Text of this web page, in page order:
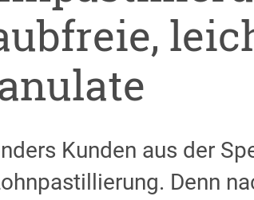
Kunden aus der
Denn